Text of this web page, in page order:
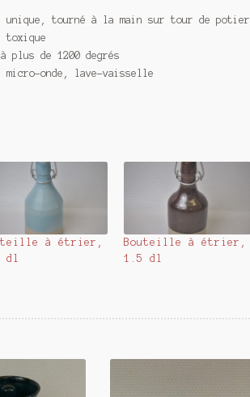
unique, tourné à la main sur tour de potier
toxique
de 1200 degrés
micro-onde, lave-vaisselle
à étrier,
dl
Bouteille à étrier,
1.5 dl